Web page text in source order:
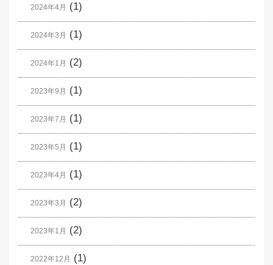
2024年4月 (1)
2024年3月 (1)
2024年1月 (2)
2023年9月 (1)
2023年7月 (1)
2023年5月 (1)
2023年4月 (1)
2023年3月 (2)
2023年1月 (2)
2022年12月 (1)